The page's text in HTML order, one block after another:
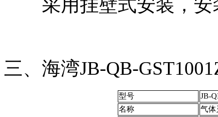
采用挂壁式安装，安
三、海湾JB-QB-
型号
JB-
名称
气体